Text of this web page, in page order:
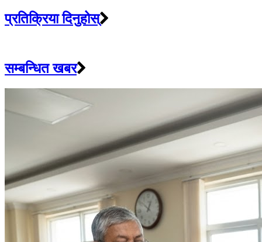
प्रतिक्रिया दिनुहोस्
सम्बन्धित खबर